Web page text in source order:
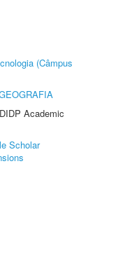
(Câmpus
Academic
Scholar